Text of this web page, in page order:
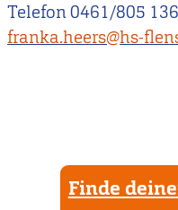
Telefon 0461/805
franka.heers@hs-
Finde